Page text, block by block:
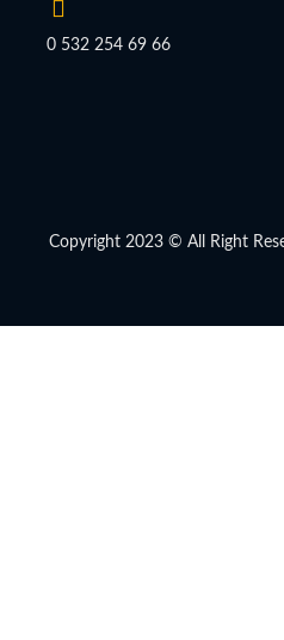
0 532 254 69 66
Copyright 2023 © All Right